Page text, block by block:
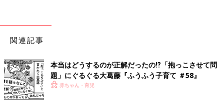
関連記事
本当はどうするのが正解だったの⁉︎「抱っこさせて問
題」にぐるぐる大葛藤『ふうふう子育て ＃58』
赤ちゃん・育児